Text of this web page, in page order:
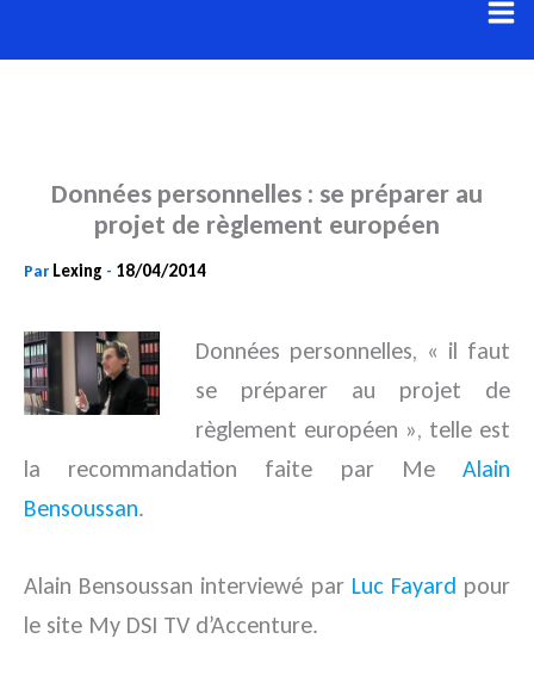
au
Données personnelles : se préparer au
projet de règlement européen
Par Lexing - 18/04/2014
Données personnelles, « il faut
se préparer au projet de
règlement européen », telle est
la recommandation faite par MeAlain
Bensoussan.
Alain Bensoussan interviewé parLuc Fayard pour
le site My DSI TV d’Accenture.